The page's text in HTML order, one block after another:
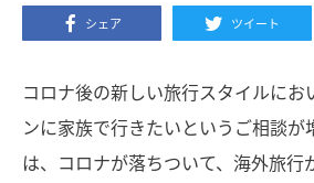
シェア ツイート
コロナ後の新しい旅行スタイルにお
ンに家族で行きたいというご相談が
は、コロナが落ちついて、海外旅行